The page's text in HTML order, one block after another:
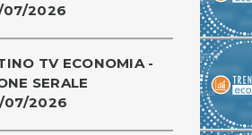
07/2026
TV ECONOMIA -
SERALE
07/2026